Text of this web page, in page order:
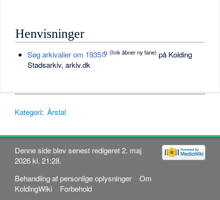
Henvisninger
Søg arkivalier om 1935 (link åbner ny fane) på Kolding
Stadsarkiv, arkiv.dk
Kategori: Årstal
Denne side blev senest redigeret 2. maj
2026 kl. 21:28.
Behandling af personlige oplysninger
Om
KoldingWiki
Forbehold